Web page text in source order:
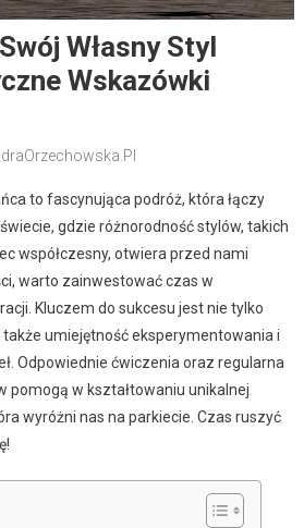
Własny Styl
Wskazówki
to fascynująca podróż, która łączy
gdzie różnorodność stylów, takich
współczesny, otwiera przed nami
warto zainwestować czas w
Kluczem do sukcesu jest nie tylko
umiejętność eksperymentowania i
Odpowiednie ćwiczenia oraz regularna
pomogą w kształtowaniu unikalnej
wyróżni nas na parkiecie. Czas ruszyć